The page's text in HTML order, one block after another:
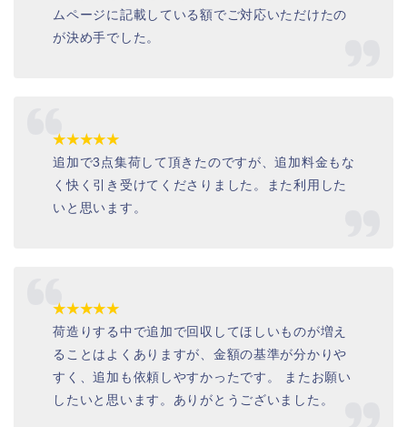
ムページに記載している額でご対応いただけたの
が決め手でした。
★★★★★
追加で3 点集荷して頂きたのですが、追加料金もな
く快く引き受けてくださりました。また利用した
いと思います。
★★★★★
荷造りする中で追加で回収してほしいものが増え
ることはよくありますが、金額の基準が分かりや
すく、追加も依頼しやすかったです。 またお願い
したいと思います。ありがとうございました。